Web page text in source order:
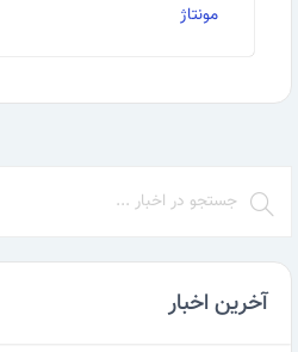
مونتاژ
آخرین اخبار